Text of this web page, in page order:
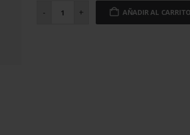
- D99
H30 + AÑADIR AL